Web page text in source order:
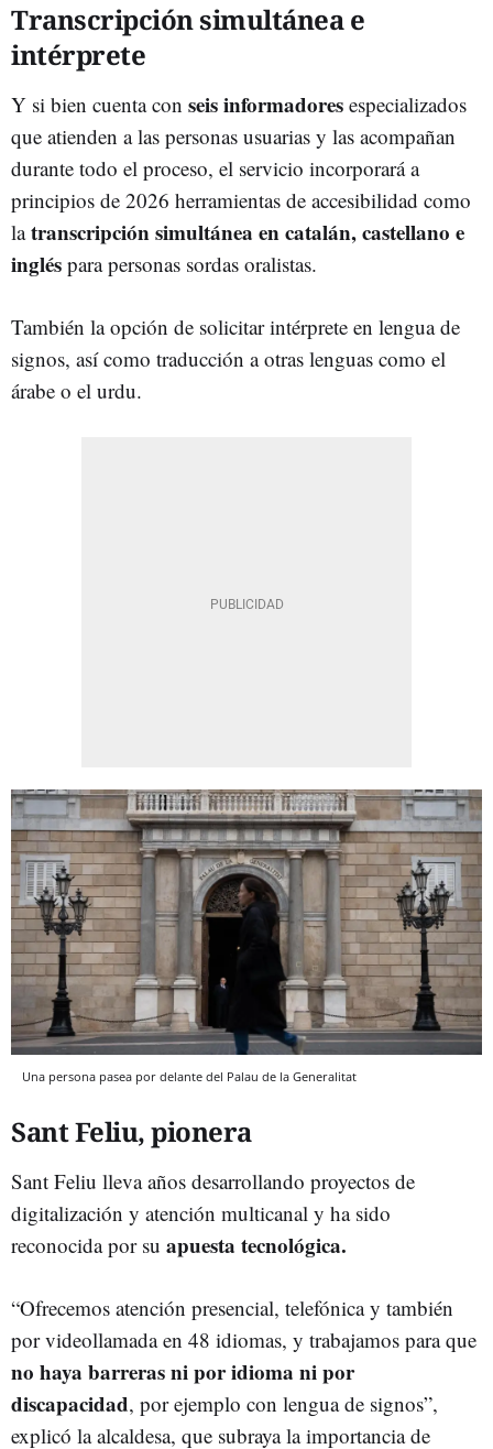
Transcripción simultánea e
intérprete
Y si bien cuenta con seis informadores especializados
que atienden a las personas usuarias y las acompañan
durante todo el proceso, el servicio incorporará a
principios de 2026 herramientas de accesibilidad como
latranscripción simultánea en catalán, castellano e
inglés para personas sordas oralistas.
También la opción de solicitar intérprete en lengua de
signos, así como traducción a otras lenguas como el
árabe o el urdu.
Una persona pasea por delante del Palau de la Generalitat
Sant Feliu, pionera
Sant Feliu lleva años desarrollando proyectos de
digitalización y atención multicanal y ha sido
reconocida por su apuesta tecnológica.
“Ofrecemos atención presencial, telefónica y también
por videollamada en 48 idiomas, y trabajamos para que
no haya barreras ni por idioma ni por
discapacidad, por ejemplo con lengua de signos”,
explicó la alcaldesa, que subraya la importancia de